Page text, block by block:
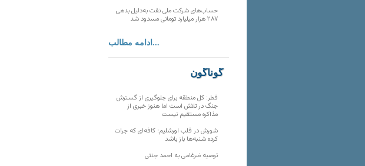
حساب‌های شرکت ملی نفت به‌دلیل بدهی
۲۸۷ هزار میلیارد تومانی مسدود شد
ادامه مطالب...
گوناگون
قطر: کل منطقه برای جلوگیری از گسترش
جنگ در تلاش است اما هنوز خبری از
مذاکره مستقیم نیست
شورش در قلب اورشلیم؛ کافه‌ای که جرات
کرده شنبه‌ها باز باشد
توصیه ضرغامی به احمد جنتی